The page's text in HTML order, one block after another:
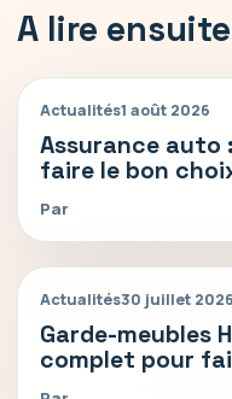
A lire ensuite
Actualités1 août 2026
Assurance auto
faire le bon
Par
Actualités30 juillet 2026
Garde-meubles
complet pour